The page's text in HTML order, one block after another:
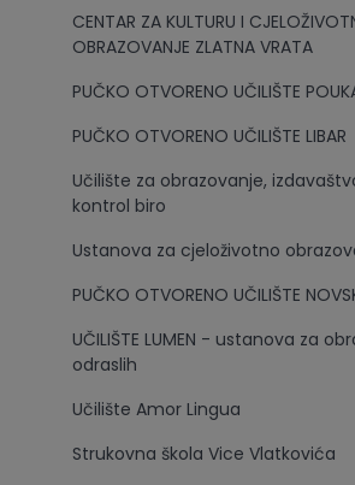
CENTAR ZA KULTURU I
OBRAZOVANJE ZLATNA VRATA
PUČKO OTVORENO UČILIŠTE
PUČKO OTVORENO UČILIŠTE LIBAR
Učilište za obrazovanje,
kontrol biro
Ustanova za cjeloživotno
PUČKO OTVORENO UČILIŠTE
UČILIŠTE LUMEN - ustanova za
odraslih
Učilište Amor Lingua
Strukovna škola Vice Vlatkovića